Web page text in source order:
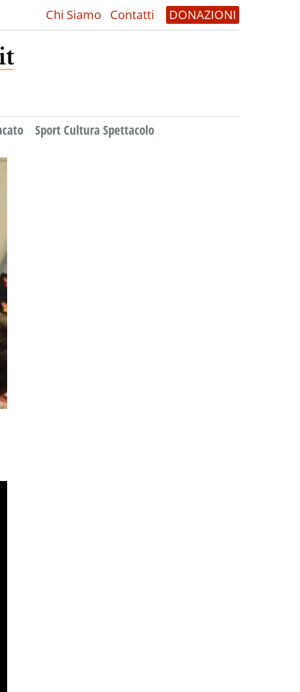
Chi Siamo Contatti DONAZIONI
Sport Cultura Spettacolo